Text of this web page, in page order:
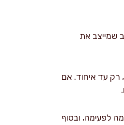
זה שלב שמייצב את
תפוז ותמצית וניל. מערבלים עוד כ-20 שניות בלבד, רק עד איחוד. אם
על מהירות נמוכה 10–15 שניות בין פעימה לפעימה, ובסוף